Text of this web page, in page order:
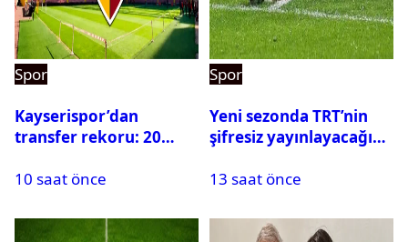
Spor
Kayserispor’dan
transfer rekoru: 20
10 saat önce
Spor
Yeni sezonda TRT’nin
şifresiz yayınlayacağı
13 saat önce